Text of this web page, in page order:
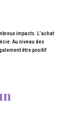
impacts. L’achat
Au niveau des
être positif